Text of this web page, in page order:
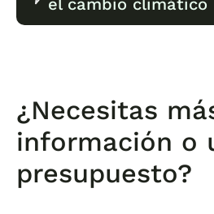
relativamente corto,
años, lo que te permite
disminuyes la emisión de
activamente a la
ambiente.
¿Necesitas
información o
presupuesto?